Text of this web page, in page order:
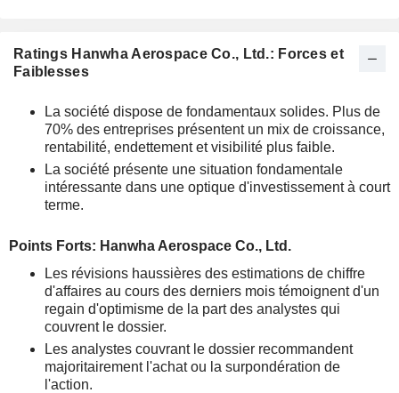
Ratings Hanwha Aerospace Co., Ltd.: Forces et
Faiblesses
La société dispose de fondamentaux solides. Plus de
70% des entreprises présentent un mix de croissance,
rentabilité, endettement et visibilité plus faible.
La société présente une situation fondamentale
intéressante dans une optique d'investissement à court
terme.
Points Forts: Hanwha Aerospace Co., Ltd.
Les révisions haussières des estimations de chiffre
d'affaires au cours des derniers mois témoignent d'un
regain d'optimisme de la part des analystes qui
couvrent le dossier.
Les analystes couvrant le dossier recommandent
majoritairement l'achat ou la surpondération de
l'action.